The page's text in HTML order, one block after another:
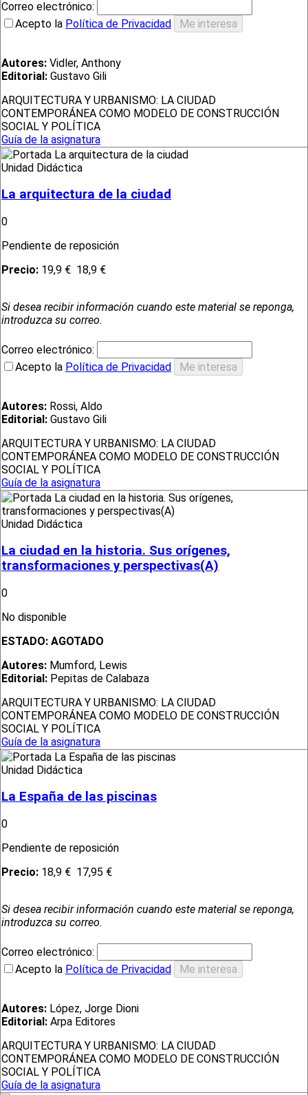
Correo electrónico:
Acepto la Política de Privacidad
Autores: Vidler, Anthony
Editorial: Gustavo Gili
ARQUITECTURA Y URBANISMO: LA CIUDAD
CONTEMPORÁNEA COMO MODELO DE CONSTRUCCIÓN
SOCIAL Y POLÍTICA
Guía de la asignatura
Unidad Didáctica
La arquitectura de la ciudad
0
Pendiente de reposición
Precio: 19,9 € 18,9 €
Si desea recibir información cuando este material se reponga,
introduzca su correo.
Correo electrónico:
Acepto la Política de Privacidad
Autores: Rossi, Aldo
Editorial: Gustavo Gili
ARQUITECTURA Y URBANISMO: LA CIUDAD
CONTEMPORÁNEA COMO MODELO DE CONSTRUCCIÓN
SOCIAL Y POLÍTICA
Guía de la asignatura
Unidad Didáctica
La ciudad en la historia. Sus orígenes,
transformaciones y perspectivas(A)
0
No disponible
ESTADO: AGOTADO
Autores: Mumford, Lewis
Editorial: Pepitas de Calabaza
ARQUITECTURA Y URBANISMO: LA CIUDAD
CONTEMPORÁNEA COMO MODELO DE CONSTRUCCIÓN
SOCIAL Y POLÍTICA
Guía de la asignatura
Unidad Didáctica
La España de las piscinas
0
Pendiente de reposición
Precio: 18,9 € 17,95 €
Si desea recibir información cuando este material se reponga,
introduzca su correo.
Correo electrónico:
Acepto la Política de Privacidad
Autores: López, Jorge Dioni
Editorial: Arpa Editores
ARQUITECTURA Y URBANISMO: LA CIUDAD
CONTEMPORÁNEA COMO MODELO DE CONSTRUCCIÓN
SOCIAL Y POLÍTICA
Guía de la asignatura